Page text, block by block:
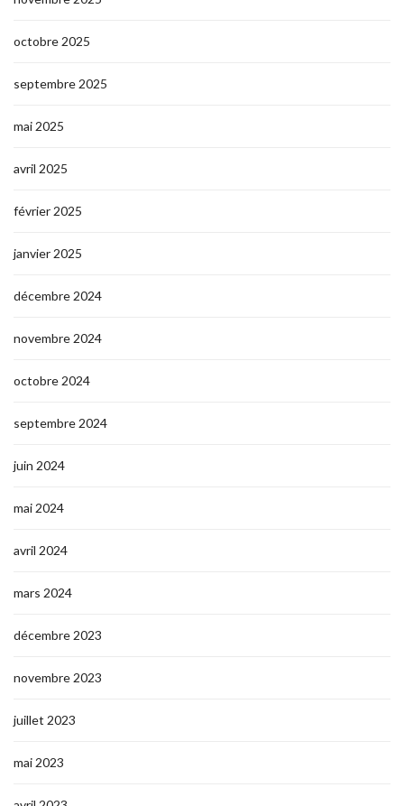
octobre 2025
septembre 2025
mai 2025
avril 2025
février 2025
janvier 2025
décembre 2024
novembre 2024
octobre 2024
septembre 2024
juin 2024
mai 2024
avril 2024
mars 2024
décembre 2023
novembre 2023
juillet 2023
mai 2023